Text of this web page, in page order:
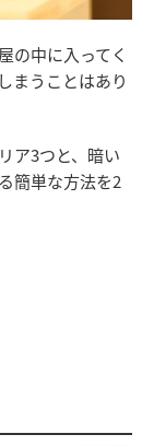
の中に入ってく
まうことはあり
ア3つと、暗い
簡単な方法を2